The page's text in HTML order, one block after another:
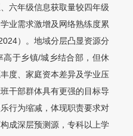
六年级信息获取量较四年级
业需求激增及网络熟练度累
）。地域分层凸显资源分
于乡镇/城乡结合部，但休
度、家庭资本差异及学业压
干部群体具有更强的目标导
行为缩减，体现职责要求对
成深层预测源，专科以上学